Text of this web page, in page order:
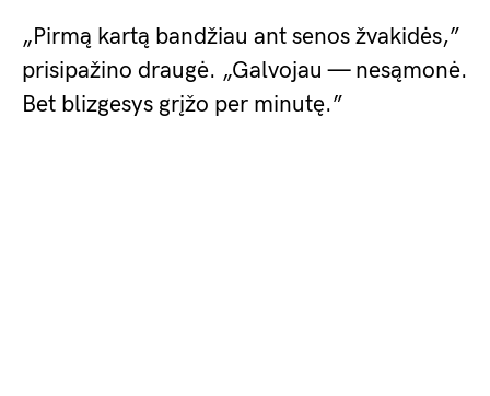
„Pirmą kartą bandžiau ant senos žvakidės,”
prisipažino draugė. „Galvojau — nesąmonė.
Bet blizgesys grįžo per minutę.”